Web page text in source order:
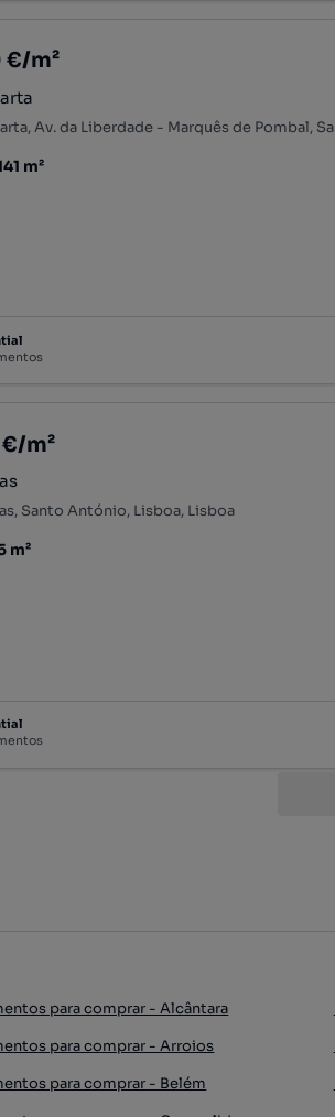
€/m²
quadrado
m²
m²
Santo António, Lisboa, Lisboa
quadrado
m²
para comprar - Alcântara
para comprar - Arroios
para comprar - Belém